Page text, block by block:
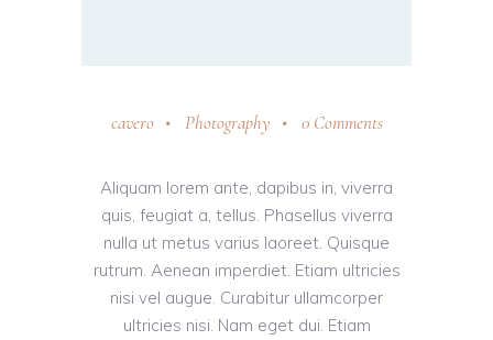
cavero Photography 0 Comments
Aliquam lorem ante, dapibus in, viverra
quis, feugiat a, tellus. Phasellus viverra
nulla ut metus varius laoreet. Quisque
rutrum. Aenean imperdiet. Etiam ultricies
nisi vel augue. Curabitur ullamcorper
ultricies nisi. Nam eget dui. Etiam